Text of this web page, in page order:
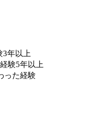
3年以上
験5年以上
った経験